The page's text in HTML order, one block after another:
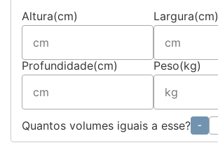
Altura(cm)
Largura(cm)
Profundidade(cm) Peso(kg)
Quantos volumes iguais a esse? -